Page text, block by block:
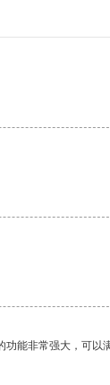
能非常强大，可以